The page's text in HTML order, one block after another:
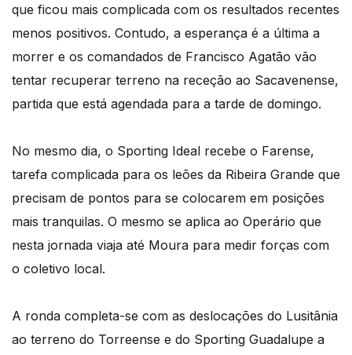
que ficou mais complicada com os resultados recentes
menos positivos. Contudo, a esperança é a última a
morrer e os comandados de Francisco Agatão vão
tentar recuperar terreno na receção ao Sacavenense,
partida que está agendada para a tarde de domingo.
No mesmo dia, o Sporting Ideal recebe o Farense,
tarefa complicada para os leões da Ribeira Grande que
precisam de pontos para se colocarem em posições
mais tranquilas. O mesmo se aplica ao Operário que
nesta jornada viaja até Moura para medir forças com
o coletivo local.
A ronda completa-se com as deslocações do Lusitânia
ao terreno do Torreense e do Sporting Guadalupe a